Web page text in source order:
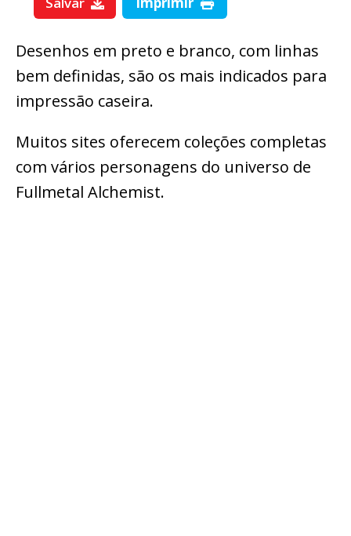
Desenhos em preto e branco, com linhas
bem definidas, são os mais indicados para
impressão caseira.
Muitos sites oferecem coleções completas
com vários personagens do universo de
Fullmetal Alchemist.